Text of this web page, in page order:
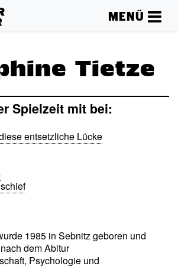
MENÜ
Tietze
Spielzeit mit bei:
entsetzliche Lücke
1985 in Sebnitz geboren und
dem Abitur
Psychologie und